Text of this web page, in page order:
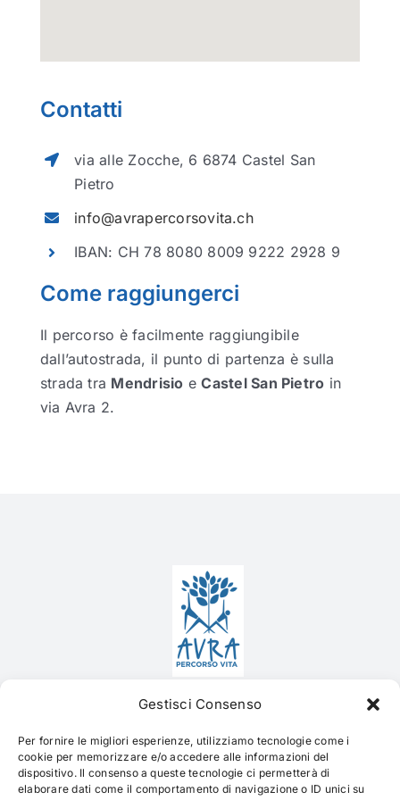
Gestisci Consenso
Per fornire le migliori esperienze, utilizziamo tecnologie come i
cookie per memorizzare e/o accedere alle informazioni del
dispositivo. Il consenso a queste tecnologie ci permetterà di
elaborare dati come il comportamento di navigazione o ID unici su
Dove siamo
Contatti
via alle Zocche, 6 6874 Castel San
Pietro
info@avrapercorsovita.ch
IBAN: CH 78 8080 8009 9222 2928 9
Come raggiungerci
Il percorso è facilmente raggiungibile
dall’autostrada, il punto di partenza è sulla
strada tra Mendrisio eCastel San Pietro in
via Avra 2.
Contatti
via alle Zocche, 6
6874 Castel San Pietro